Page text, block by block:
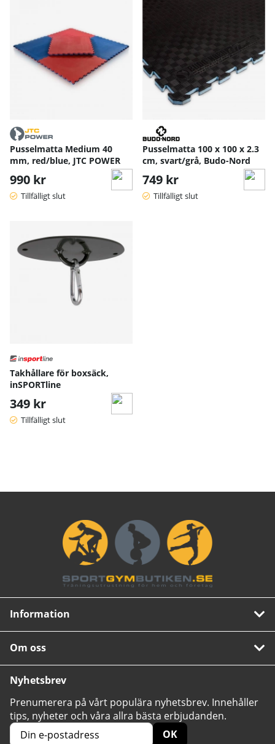
Pusselmatta Medium 40
mm, red/blue, JTC POWER
990 kr
Tillfälligt slut
Pusselmatta 100 x 100 x 2.3
cm, svart/grå, Budo-Nord
749 kr
Tillfälligt slut
Takhållare för boxsäck,
inSPORTline
349 kr
Tillfälligt slut
Information
Om oss
Nyhetsbrev
Prenumerera på vårt populära nyhetsbrev. Innehåller
tips, nyheter och våra allra bästa erbjudanden.
OK